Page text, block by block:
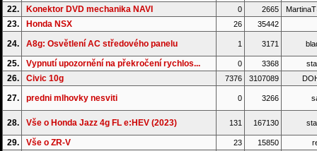
22. Konektor DVD mechanika NAVI 0 2665
23. Honda NSX 26 35442
24. A8g: Osvětlení AC středového panelu 1 3171
25. Vypnutí upozornění na překročení rychlos... 0 3368
26. Civic 10g 7376 3107089
27. predni mlhovky nesviti 0 3266
28. Vše o Honda Jazz 4g FL e:HEV (2023) 131 167130
29. Vše o ZR-V 23 15850